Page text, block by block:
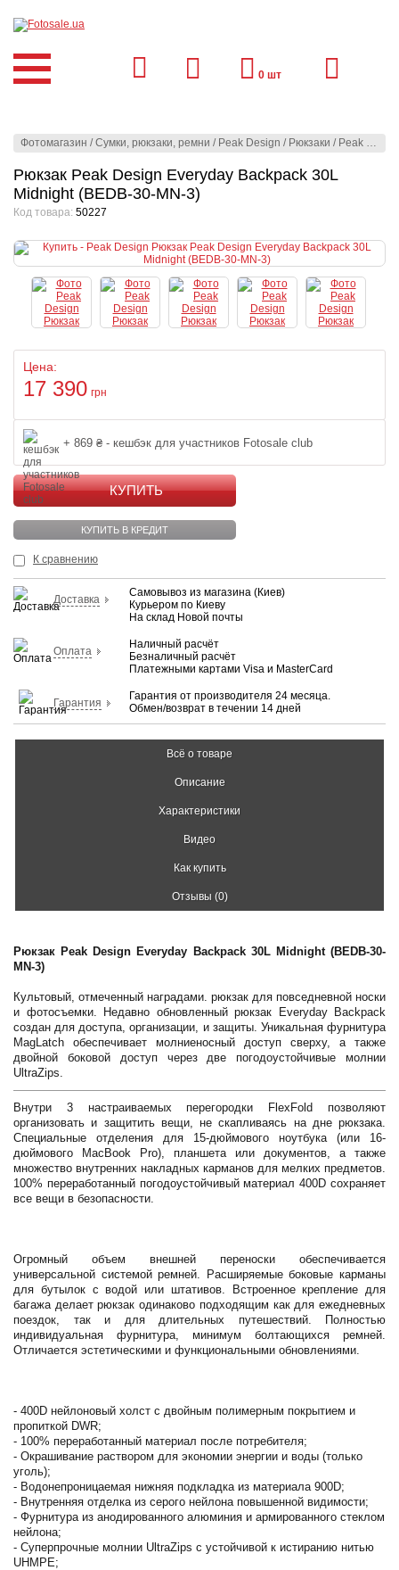
Фотомагазин /Сумки, рюкзаки, ремни / Peak Design / Рюкзаки / Peak Design
Рюкзак Peak Design Everyday Backpack 30L
Midnight (BEDB-30-MN-3)
Код товара: 50227
Цена:
17 390 грн
+ 869 ₴ - кешбэк для участников Fotosale club
КУПИТЬ
КУПИТЬ В КРЕДИТ
К сравнению
Доставка
Самовывоз из магазина (Киев)
Курьером по Киеву
На склад Новой почты
Оплата
Наличный расчёт
Безналичный расчёт
Платежными картами Visa и MasterCard
Гарантия
Гарантия от производителя 24 месяца.
Обмен/возврат в течении 14 дней
Всё о товаре
Описание
Характеристики
Видео
Как купить
Отзывы (0)
Рюкзак Peak Design Everyday Backpack 30L Midnight (BEDB-30-
MN-3)
Культовый, отмеченный наградами. рюкзак для повседневной носки
и фотосъемки. Недавно обновленный рюкзак Everyday Backpack
создан для доступа, организации, и защиты. Уникальная фурнитура
MagLatch обеспечивает молниеносный доступ сверху, а также
двойной боковой доступ через две погодоустойчивые молнии
UltraZips.
Внутри 3 настраиваемых перегородки FlexFold позволяют
организовать и защитить вещи, не скапливаясь на дне рюкзака.
Специальные отделения для 15-дюймового ноутбука (или 16-
дюймового MacBook Pro), планшета или документов, а также
множество внутренних накладных карманов для мелких предметов.
100% переработанный погодоустойчивый материал 400D сохраняет
все вещи в безопасности.
Огромный объем внешней переноски обеспечивается
универсальной системой ремней. Расширяемые боковые карманы
для бутылок с водой или штативов. Встроенное крепление для
багажа делает рюкзак одинаково подходящим как для ежедневных
поездок, так и для длительных путешествий. Полностью
индивидуальная фурнитура, минимум болтающихся ремней.
Отличается эстетическими и функциональными обновлениями.
- 400D нейлоновый холст с двойным полимерным покрытием и
пропиткой DWR;
- 100% переработанный материал после потребителя;
- Окрашивание раствором для экономии энергии и воды (только
уголь);
- Водонепроницаемая нижняя подкладка из материала 900D;
- Внутренняя отделка из серого нейлона повышенной видимости;
- Фурнитура из анодированного алюминия и армированного стеклом
нейлона;
- Суперпрочные молнии UltraZips с устойчивой к истиранию нитью
UHMPE;
0 шт